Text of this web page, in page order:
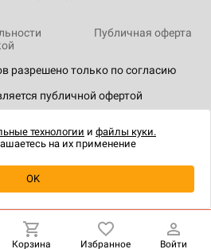
о наличии
разрешено только по согласию
публичной офертой
Публичная оферта
Корзина Избранное Войти
технологии и файлы куки.
на их применение
OK